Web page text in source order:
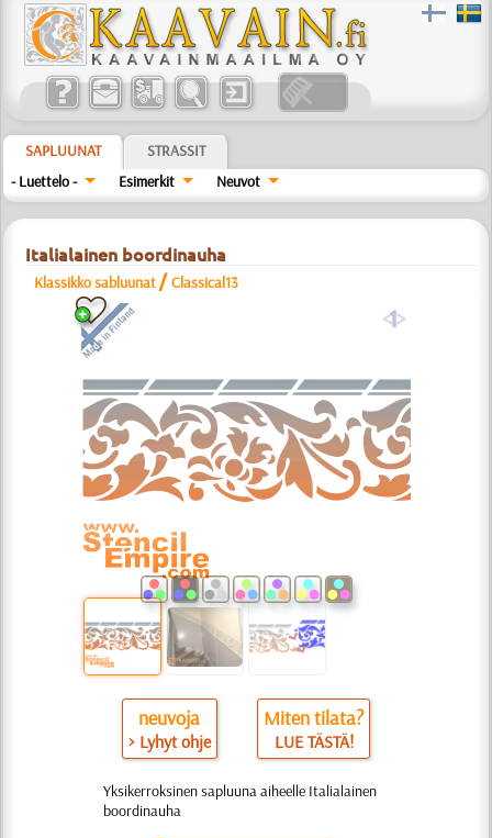
SAPLUUNAT
STRASSIT
- Luettelo -
Esimerkit Neuvot
Italialainen boordinauha
Klassikko sabluunat /Classical13
a
neuvoja
> Lyhyt ohje
Miten tilata?
LUE TÄSTÄ!
Yksikerroksinen sapluuna aiheelle Italialainen
boordinauha